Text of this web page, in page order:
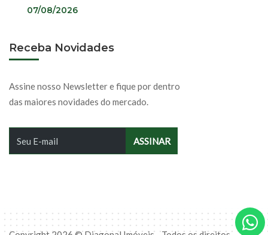
07/08/2026
Receba Novidades
Assine nosso Newsletter e fique por dentro
das maiores novidades do mercado.